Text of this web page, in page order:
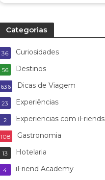
Categorias
Curiosidades
36
Destinos
56
Dicas de Viagem
636
Experiências
23
Experiencias com iFriends
2
Gastronomia
108
Hotelaria
13
iFriend Academy
4